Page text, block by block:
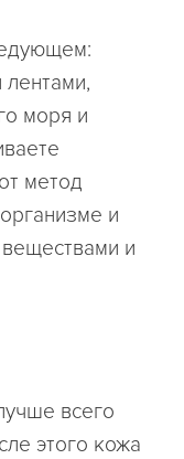
моря и
метод
и
и
всего
этого кожа